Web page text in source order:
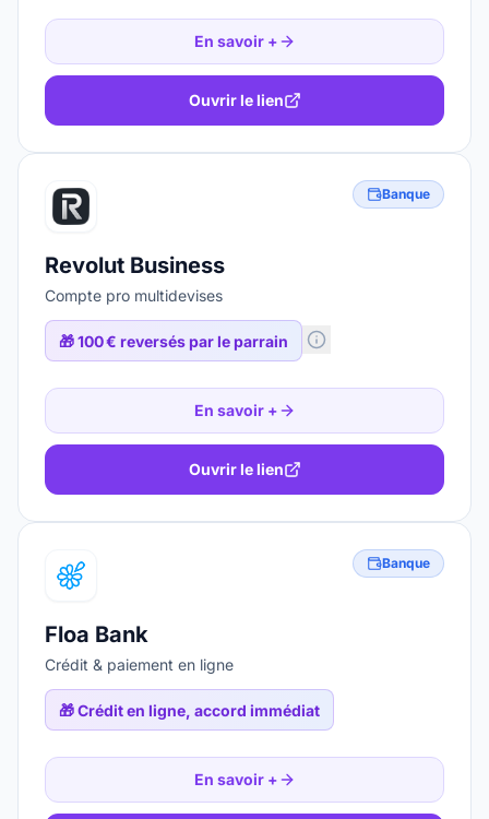
En savoir +
Ouvrir le lien
Banque
Revolut Business
Compte pro multidevises
🎁100 € reversés par le parrain
En savoir +
Ouvrir le lien
Banque
Floa Bank
Crédit & paiement en ligne
🎁Crédit en ligne, accord immédiat
En savoir +